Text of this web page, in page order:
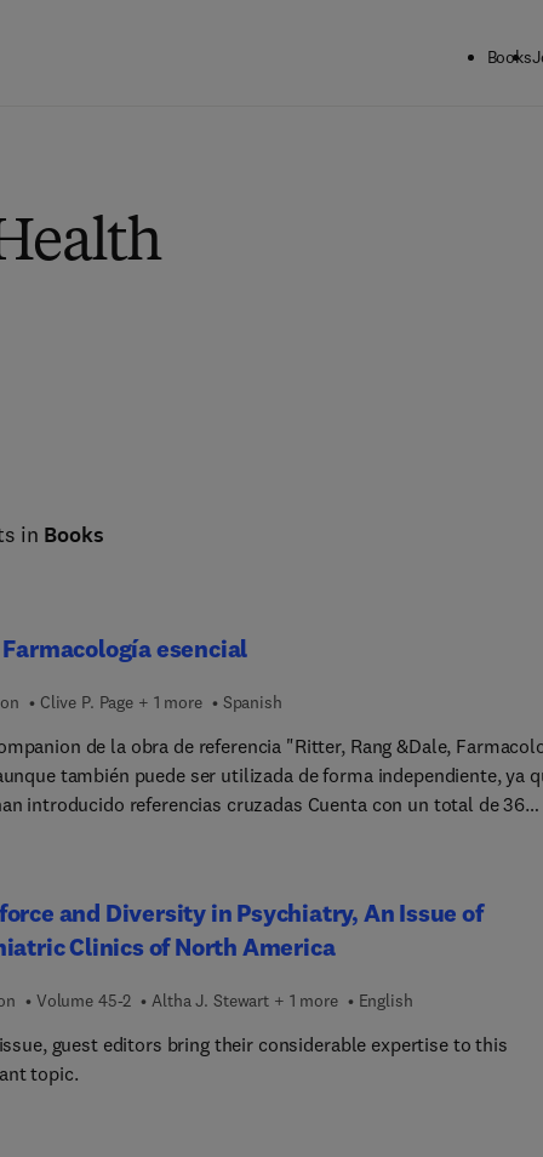
Books
in Books
esencial
Clive P. Page + 1 more Spanish
de la obra de referencia "Ritter, Rang &Dale,
también puede ser utilizada de forma independiente, ya
introducido referencias cruzadas Cuenta con un total de 36
esencial Destaca la correlación clínica a través de unos
texto separados del resto y con fondo de color Incluye acceso
en el que se incluye acceso a banco de preguntas MCQ (todo el
en inglés)
and Diversity in Psychiatry, An Issue of
Clinics of North America
Volume 45-2 Altha J. Stewart + 1 more English
guest editors bring their considerable expertise to this
topic.